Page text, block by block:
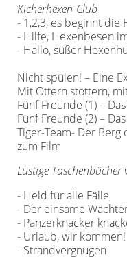
Kicherhexen-Club
- 1,2,3, es beginnt die
- Hilfe, Hexenbesen
- Hallo, süßer
Nicht spülen! – Eine
Mit Ottern stottern,
Fünf Freunde (1) –
Fünf Freunde (2) –
Tiger-Team- Der Berg
zum Film
Lustige Taschenbücher
- Held für alle Fälle
- Der einsame
- Panzerknacker
- Urlaub, wir kommen!
- Strandvergnügen